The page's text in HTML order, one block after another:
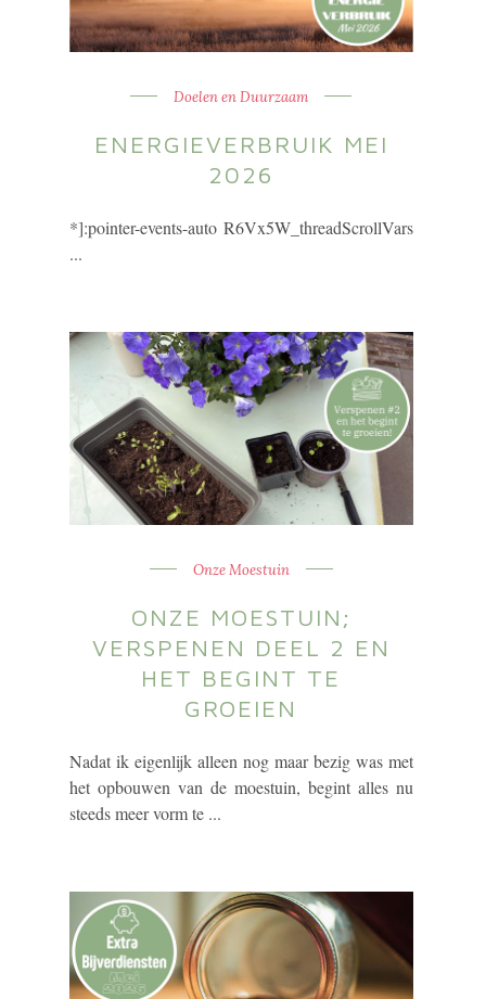
Doelen en Duurzaam
ENERGIEVERBRUIK MEI
2026
*]:pointer-events-auto R6Vx5W_threadScrollVars
...
Onze Moestuin
ONZE MOESTUIN;
VERSPENEN DEEL 2 EN
HET BEGINT TE
GROEIEN
Nadat ik eigenlijk alleen nog maar bezig was met
het opbouwen van de moestuin, begint alles nu
steeds meer vorm te ...